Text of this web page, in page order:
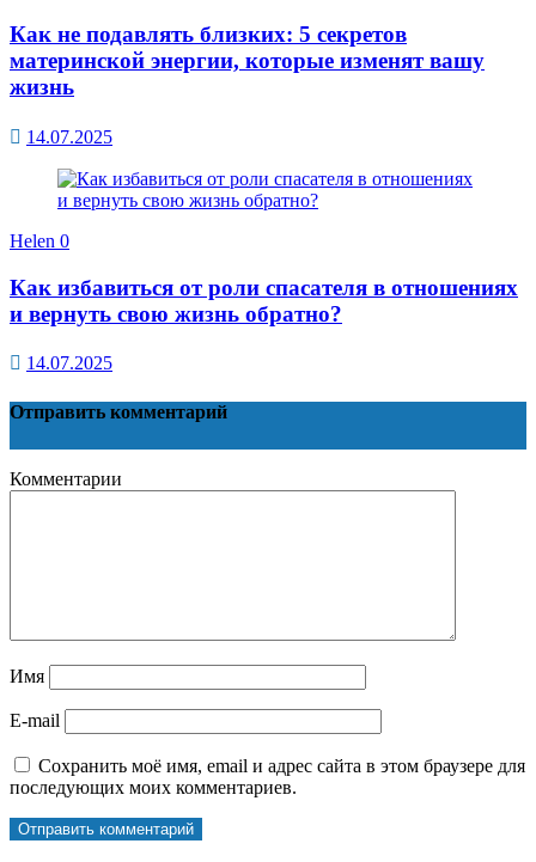
Как не подавлять близких: 5 секретов
материнской энергии, которые изменят вашу
жизнь
14.07.2025
Helen 0
Как избавиться от роли спасателя в отношениях
и вернуть свою жизнь обратно?
14.07.2025
Отправить комментарий
Комментарии
Имя
E-mail
Сохранить моё имя, email и адрес сайта в этом браузере для
последующих моих комментариев.